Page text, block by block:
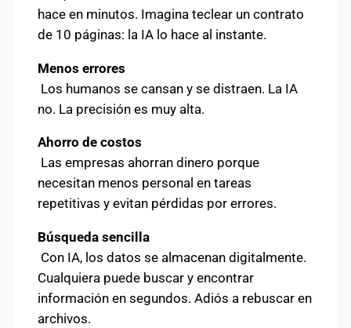
hace en minutos. Imagina teclear un contrato
de 10 páginas: la IA lo hace al instante.
Menos errores
Los humanos se cansan y se distraen. La IA
no. La precisión es muy alta.
Ahorro de costos
Las empresas ahorran dinero porque
necesitan menos personal en tareas
repetitivas y evitan pérdidas por errores.
Búsqueda sencilla
Con IA, los datos se almacenan digitalmente.
Cualquiera puede buscar y encontrar
información en segundos. Adiós a rebuscar en
archivos.